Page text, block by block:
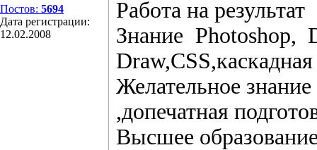
Постов: 5694
Дата регистрации:
12.02.2008
Работа на результат
Знание
Желательное
,допечатная
Высшее